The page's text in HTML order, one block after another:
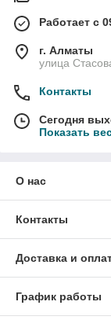
Работает с
г. Алматы
улица
Контакты
Сегодня
Показать
О нас
Контакты
Доставка и
График работы